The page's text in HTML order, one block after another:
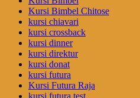
Kursi Bimbel Chitose
kursi chiavari
kursi crossback
kursi dinner
kursi direktur
kursi donat
kursi futura
Kursi Futura Raja
kursi futura test